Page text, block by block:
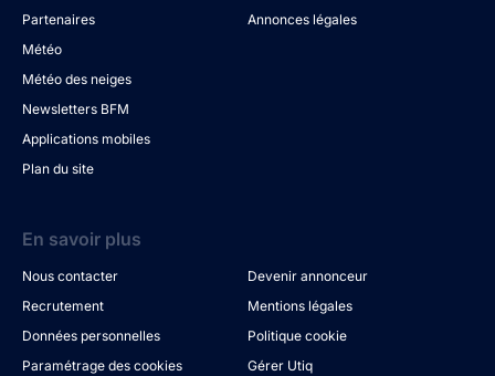
Partenaires
Météo
Météo des neiges
Newsletters BFM
Applications mobiles
Plan du site
Annonces légales
En savoir plus
Nous contacter
Devenir annonceur
Recrutement
Mentions légales
Données personnelles
Politique cookie
Paramétrage des cookies
Gérer Utiq